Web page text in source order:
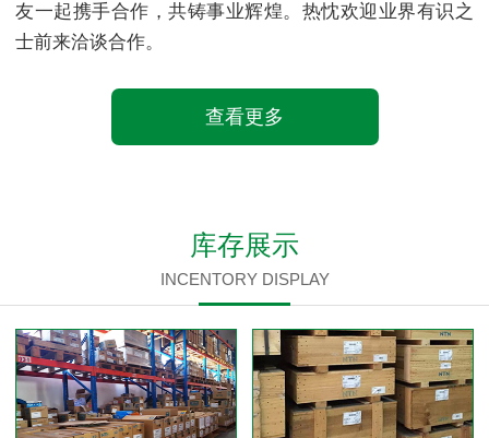
友一起携手合作，共铸事业辉煌。热忱欢迎业界有识之
士前来洽谈合作。
查看更多
库存展示
INCENTORY DISPLAY